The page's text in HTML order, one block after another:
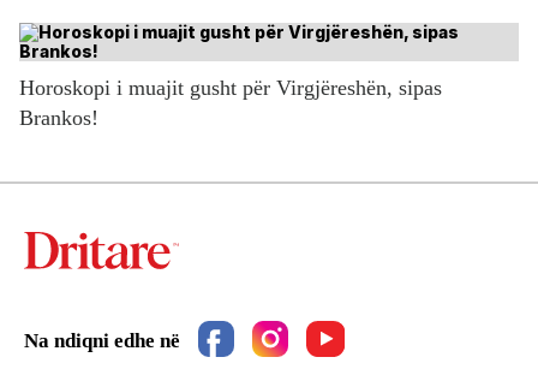
Horoskopi i muajit gusht për Virgjëreshën, sipas
Brankos!